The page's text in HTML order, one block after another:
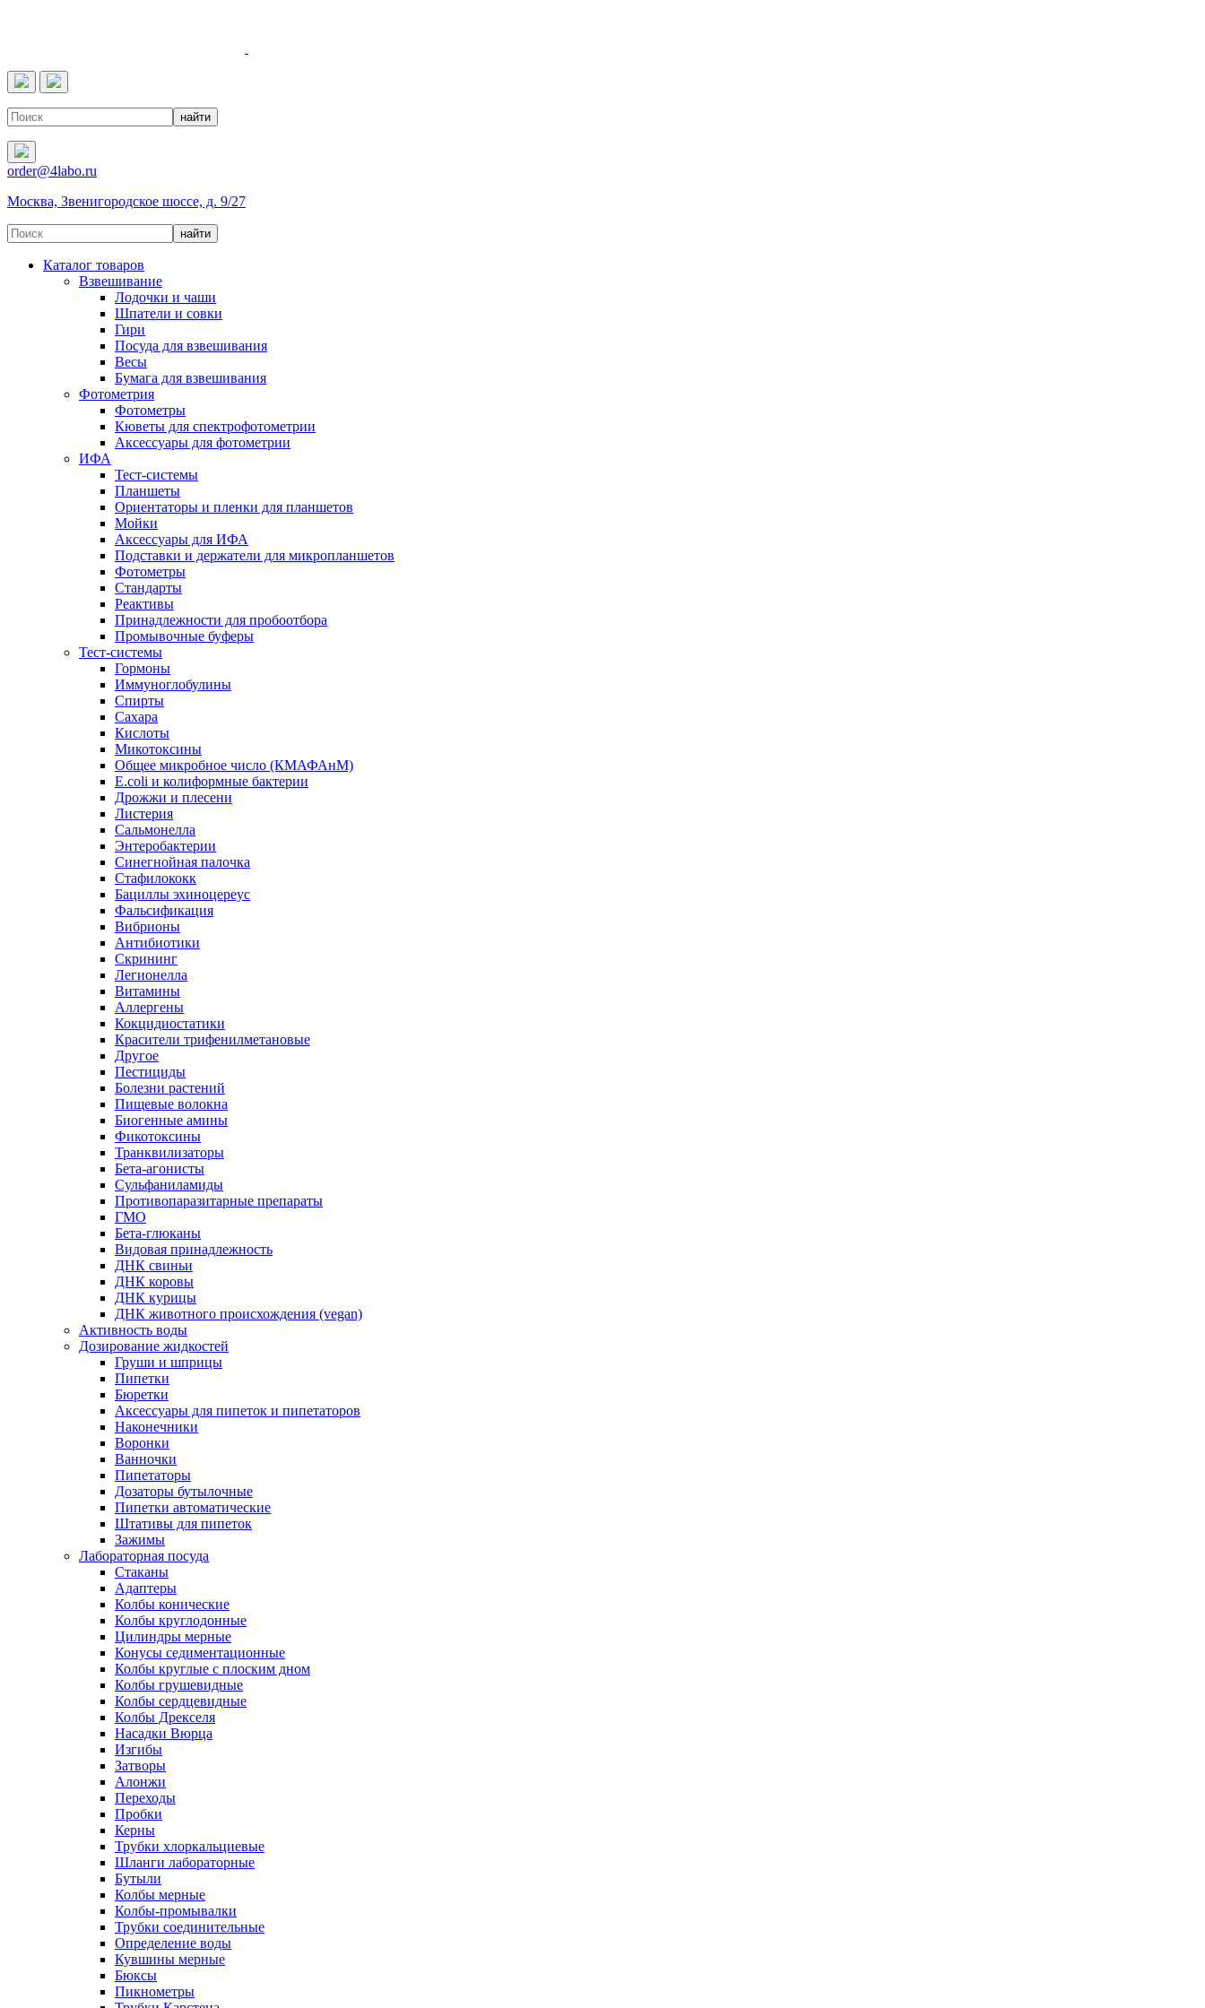
order@4labo.ru
Москва, Звенигородское шоссе, д. 9/27
Каталог товаров
Взвешивание
Лодочки и чаши
Шпатели и совки
Гири
Посуда для взвешивания
Весы
Бумага для взвешивания
Фотометрия
Фотометры
Кюветы для спектрофотометрии
Аксессуары для фотометрии
ИФА
Тест-системы
Планшеты
Ориентаторы и пленки для планшетов
Мойки
Аксессуары для ИФА
Подставки и держатели для микропланшетов
Фотометры
Стандарты
Реактивы
Принадлежности для пробоотбора
Промывочные буферы
Тест-системы
Гормоны
Иммуноглобулины
Спирты
Сахара
Кислоты
Микотоксины
Общее микробное число (КМАФАнМ)
E.coli и колиформные бактерии
Дрожжи и плесени
Листерия
Сальмонелла
Энтеробактерии
Синегнойная палочка
Стафилококк
Бациллы эхиноцереус
Фальсификация
Вибрионы
Антибиотики
Скрининг
Легионелла
Витамины
Аллергены
Кокцидиостатики
Красители трифенилметановые
Другое
Пестициды
Болезни растений
Пищевые волокна
Биогенные амины
Фикотоксины
Транквилизаторы
Бета-агонисты
Сульфаниламиды
Противопаразитарные препараты
ГМО
Бета-глюканы
Видовая принадлежность
ДНК свиньи
ДНК коровы
ДНК курицы
ДНК животного происхождения (vegan)
Активность воды
Дозирование жидкостей
Груши и шприцы
Пипетки
Бюретки
Аксессуары для пипеток и пипетаторов
Наконечники
Воронки
Ванночки
Пипетаторы
Дозаторы бутылочные
Пипетки автоматические
Штативы для пипеток
Зажимы
Лабораторная посуда
Стаканы
Адаптеры
Колбы конические
Колбы круглодонные
Цилиндры мерные
Конусы седиментационные
Колбы круглые с плоским дном
Колбы грушевидные
Колбы сердцевидные
Колбы Дрекселя
Насадки Вюрца
Изгибы
Затворы
Алонжи
Переходы
Пробки
Керны
Трубки хлоркальциевые
Шланги лабораторные
Бутыли
Колбы мерные
Колбы-промывалки
Трубки соединительные
Определение воды
Кувшины мерные
Бюксы
Пикнометры